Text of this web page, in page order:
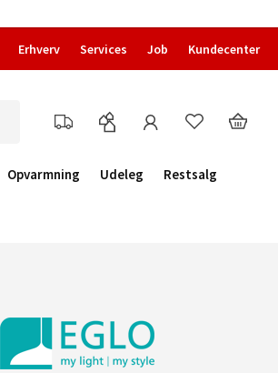
Erhverv Services Job Kundecenter
Opvarmning Udeleg
Restsalg